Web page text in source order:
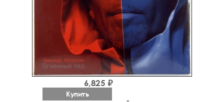
6,825 ₽
Купить